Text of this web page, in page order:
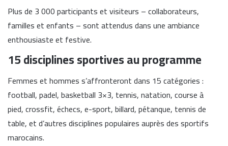
Plus de 3 000 participants et visiteurs – collaborateurs,
familles et enfants – sont attendus dans une ambiance
enthousiaste et festive.
15 disciplines sportives au programme
Femmes et hommes s’affronteront dans 15 catégories :
football, padel, basketball 3×3, tennis, natation, course à
pied, crossfit, échecs, e-sport, billard, pétanque, tennis de
table, et d’autres disciplines populaires auprès des sportifs
marocains.